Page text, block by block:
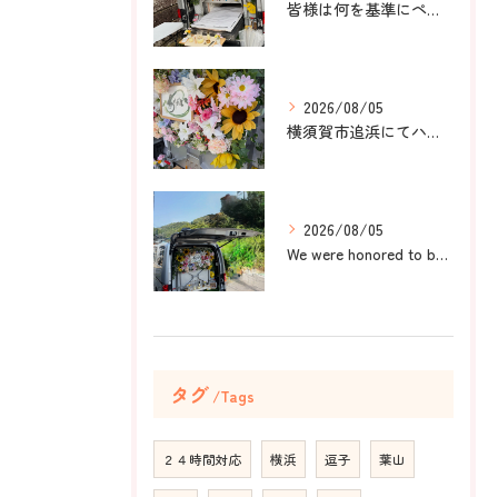
皆様は何を基準にペット葬儀社を選びますか？
2026/08/05
横須賀市追浜にてハムスターのみかんちゃんのペット火葬のお手伝...
2026/08/05
We were honored to be by your ...
タグ Tags
２４時間対応 横浜 逗子 葉山